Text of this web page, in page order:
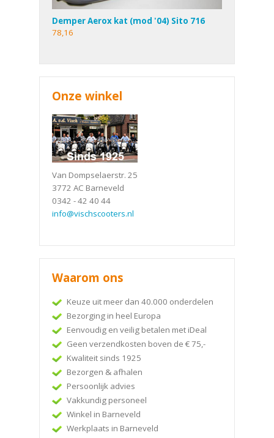
Demper Aerox kat (mod '04) Sito 716
78,16
Onze winkel
Van Dompselaerstr. 25
3772 AC Barneveld
0342 - 42 40 44
info@vischscooters.nl
Waarom ons
Keuze uit meer dan 40.000 onderdelen
Bezorging in heel Europa
Eenvoudig en veilig betalen met iDeal
Geen verzendkosten boven de € 75,-
Kwaliteit sinds 1925
Bezorgen & afhalen
Persoonlijk advies
Vakkundig personeel
Winkel in Barneveld
Werkplaats in Barneveld